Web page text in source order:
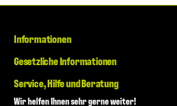
Informationen
Gesetzliche Informationen
Service, Hilfe und Beratung
Wir helfen Ihnen sehr gerne weiter!